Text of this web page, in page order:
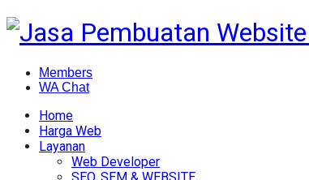
Members
WA Chat
Home
Harga Web
Layanan
Web Developer